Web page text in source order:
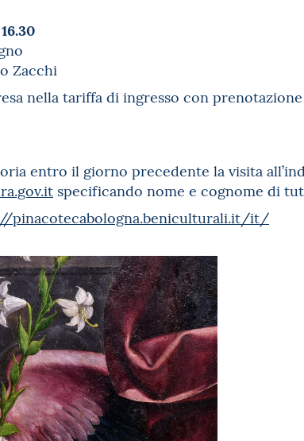
Zacchi
nella tariffa di ingresso con
entro il giorno precedente la visita
specificando nome e cognome di
pinacotecabologna.beniculturali.it/it/